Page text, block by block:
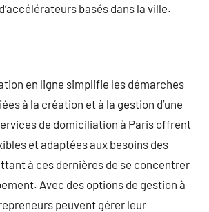
basés dans la ville.
en ligne simplifie les démarches
à la création et à la gestion d’une
de domiciliation à Paris offrent
et adaptées aux besoins des
à ces dernières de se concentrer
Avec des options de gestion à
peuvent gérer leur